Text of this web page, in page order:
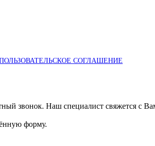
СОГЛАШЕНИЕ
звонок. Наш специалист свяжется с
форму.